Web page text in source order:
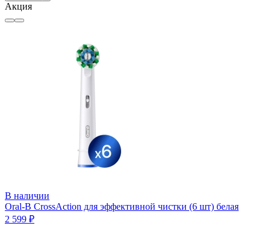
Акция
В наличии
Oral-B CrossAction для эффективной чистки (6 шт) белая
2 599 ₽